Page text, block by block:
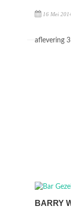
16 Mei
aflevering 3
BARRY